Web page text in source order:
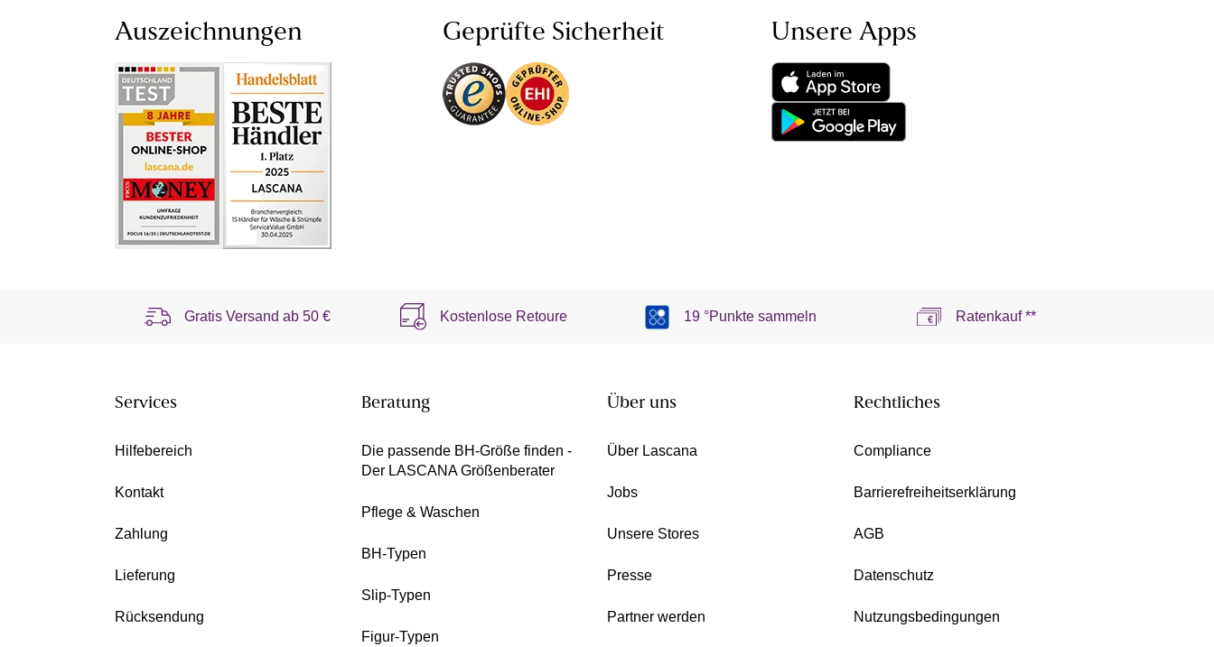
Auszeichnungen Geprüfte Sicherheit Unsere Apps
Gratis Versand ab50 € Kostenlose Retoure 19 °Punkte sammeln Ratenkauf **
Services
Hilfebereich
Kontakt
Zahlung
Lieferung
Rücksendung
Beratung
Die passende BH-Größe finden -
Der LASCANA Größenberater
Pflege & Waschen
BH-Typen
Slip-Typen
Figur-Typen
Über uns
Über Lascana
Jobs
Unsere Stores
Presse
Partner werden
Rechtliches
Compliance
Barrierefreiheitserklärung
AGB
Datenschutz
Nutzungsbedingungen